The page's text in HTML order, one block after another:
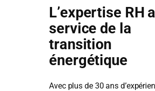
L’expertise RH
service de la
transition
énergétique
Avec plus de 30 ans